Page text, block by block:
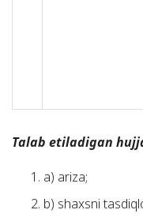
Talab etiladigan
a) ariza;
b) shaxsni